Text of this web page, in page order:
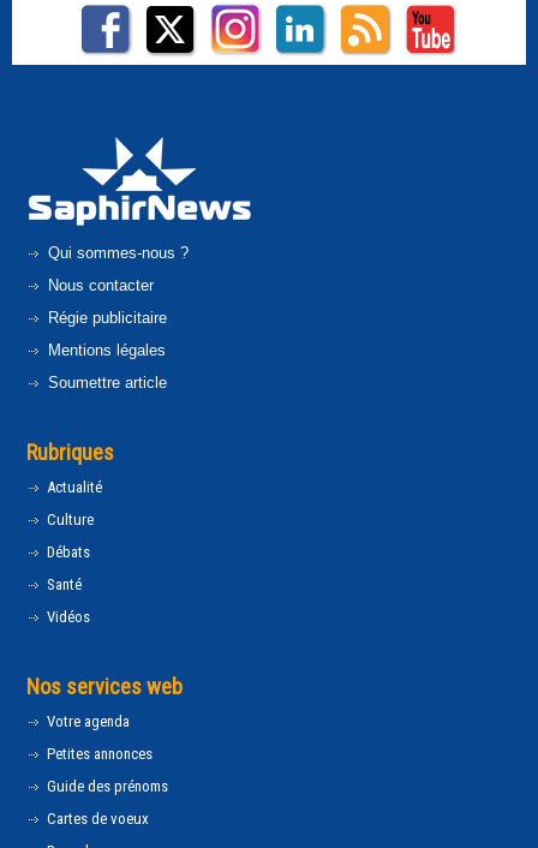
Qui sommes-nous ?
Nous contacter
Régie publicitaire
Mentions légales
Soumettre article
Rubriques
Actualité
Culture
Débats
Santé
Vidéos
Nos services web
Votre agenda
Petites annonces
Guide des prénoms
Cartes de voeux